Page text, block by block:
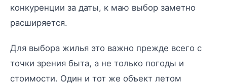
конкуренции за даты, к маю выбор заметно
расширяется.
Для выбора жилья это важно прежде всего с
точки зрения быта, а не только погоды и
стоимости. Один и тот же объект летом